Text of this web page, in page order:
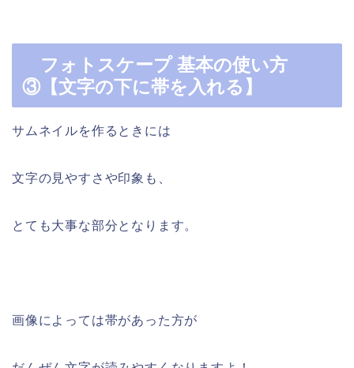
フォトスケープ 基本の使い方
③【文字の下に帯を入れる】
サムネイルを作るときには
文字の見やすさや印象も、
とても大事な部分となります。
画像によっては帯があった方が